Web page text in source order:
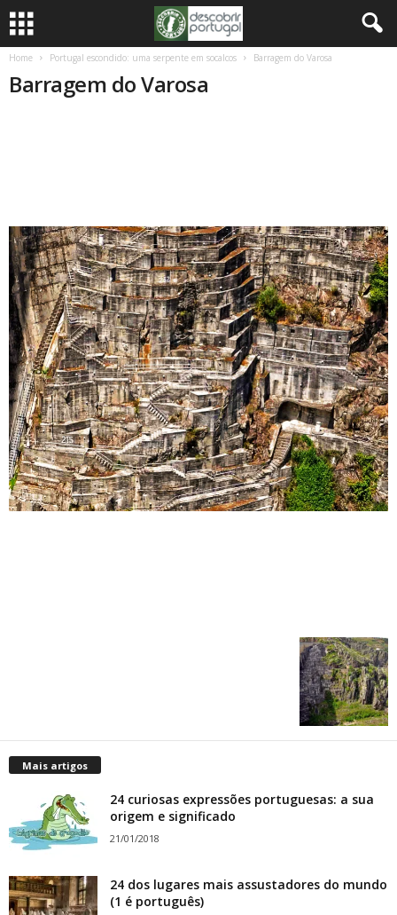
Home Portugal escondido: uma serpente em socalcos Barragem do Varosa
Barragem do Varosa
Mais artigos
24 curiosas expressões portuguesas: a sua
origem e significado
21/01/2018
24 dos lugares mais assustadores do mundo
(1 é português)